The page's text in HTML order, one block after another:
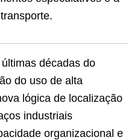
décadas do
do uso de alta
lógica de localização
industriais
organizacional e